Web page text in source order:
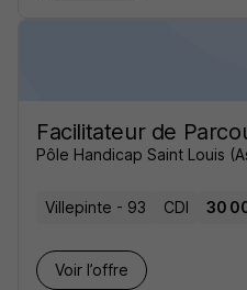
Facilitateur de
Pôle Handicap Saint Louis
Villepinte - 93 CDI 30
Voir l’offre